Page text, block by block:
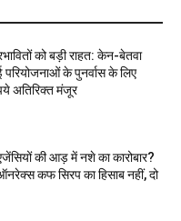
को बड़ी राहत: केन-बेतवा
के पुनर्वास के लिए
अतिरिक्त मंजूर
की आड़ में नशे का कारोबार?
कफ सिरप का हिसाब नहीं, दो